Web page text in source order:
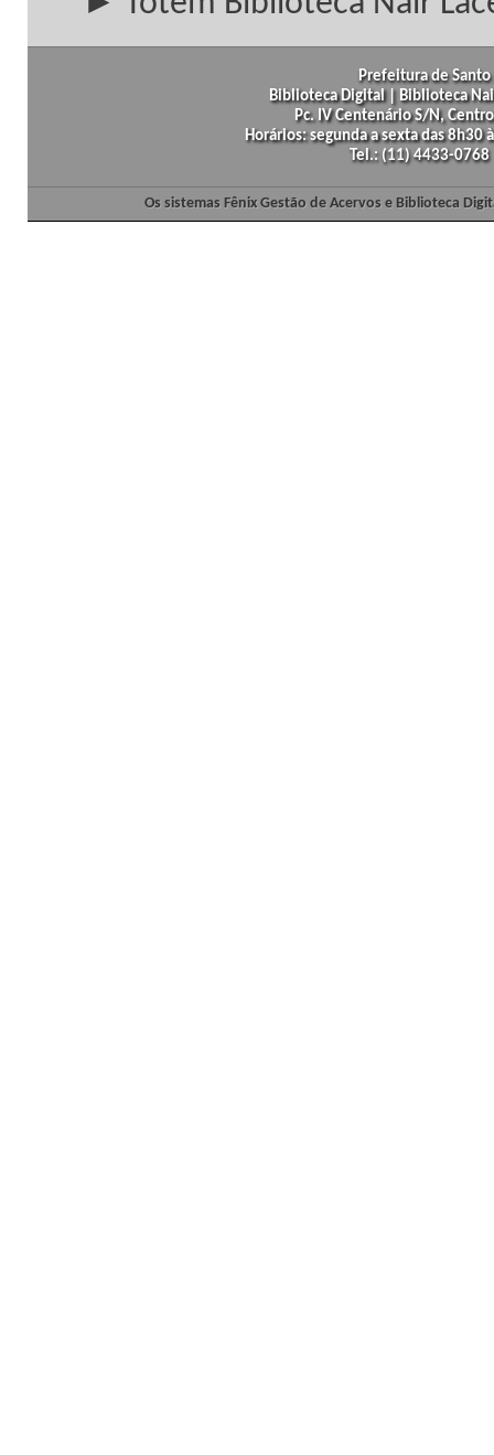
Prefeitura de
Biblioteca Digital | Biblioteca
Pc. IV Centenário S/N,
Horários: segunda a sexta das
Tel.: (11) 4433-
Os sistemas Fênix Gestão de Acervos e Biblioteca